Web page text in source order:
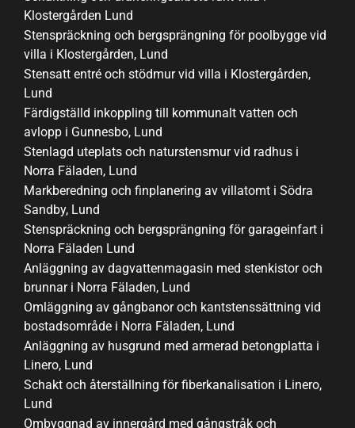
Klostergården Lund
Stenspräckning och bergsprängning för poolbygge vid
villa i Klostergården, Lund
Stensatt entré och stödmur vid villa i Klostergården,
Lund
Färdigställd inkoppling till kommunalt vatten och
avlopp i Gunnesbo, Lund
Stenlagd uteplats och naturstensmur vid radhus i
Norra Fäladen, Lund
Markberedning och finplanering av villatomt i Södra
Sandby, Lund
Stenspräckning och bergsprängning för garageinfart i
Norra Fäladen Lund
Anläggning av dagvattenmagasin med stenkistor och
brunnar i Norra Fäladen, Lund
Omläggning av gångbanor och kantstenssättning vid
bostadsområde i Norra Fäladen, Lund
Anläggning av husgrund med armerad betongplatta i
Linero, Lund
Schakt och återställning för fiberkanalisation i Linero,
Lund
Ombyggnad av innergård med gångstråk och